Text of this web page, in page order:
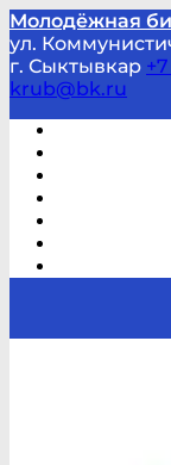
Молодёжная
ул.
г. Сыктывкар
krub@bk.ru